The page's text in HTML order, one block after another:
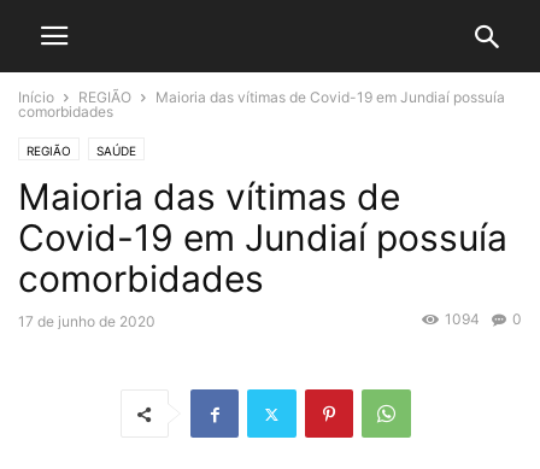
Início REGIÃO
Maioria das vítimas de Covid-19 em Jundiaí possuía
comorbidades
REGIÃO SAÚDE
Maioria das vítimas de
Covid-19 em Jundiaí possuía
comorbidades
17 de junho de 2020 0
1094